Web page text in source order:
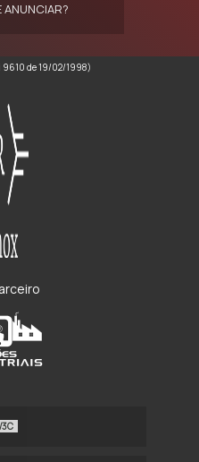
ANUNCIAR?
9610 de 19/02/1998)